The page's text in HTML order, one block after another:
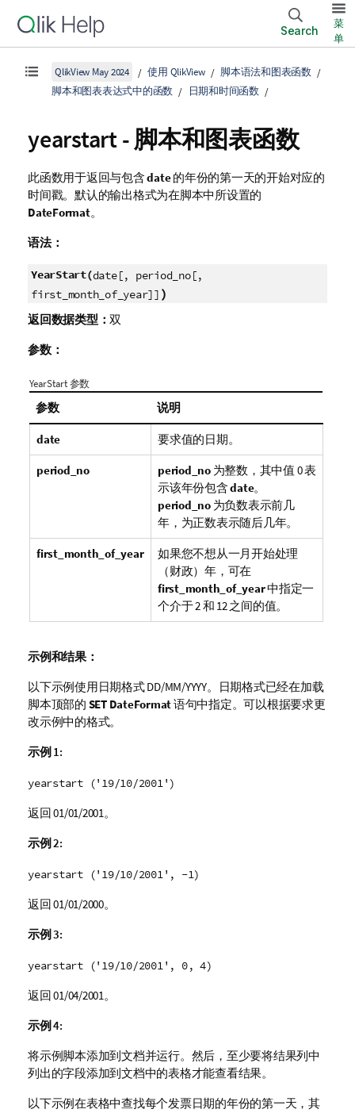
Search
菜
单
QlikView May 2024 使用 QlikView
脚本语法和图表函数
脚本和图表表达式中的函数
日期和时间函数
yearstart - 脚本和图表函数
此函数用于返回与包含date的年份的第一天的开始对应的
时间戳。默认的输出格式为在脚本中所设置的
DateFormat。
语法：
YearStart(date[, period_no[,
first_month_of_year]] )
返回数据类型：双
参数：
YearStart 参数
参数 说明
date 要求值的日期。
period_no period_no为整数，其中值 0 表
示该年份包含date。
period_no为负数表示前几
年，为正数表示随后几年。
first_month_of_year
如果您不想从一月开始处理
（财政）年，可在
first_month_of_year中指定一
个介于 2 和 12 之间的值。
示例和结果：
以下示例使用日期格式 DD/MM/YYYY。日期格式已经在加载
脚本顶部的 SET DateFormat语句中指定。可以根据要求更
改示例中的格式。
示例 1:
yearstart ('19/10/2001')
返回01/01/2001。
示例 2:
yearstart ('19/10/2001', -1)
返回01/01/2000。
示例 3:
yearstart ('19/10/2001', 0, 4)
返回01/04/2001。
示例 4:
将示例脚本添加到文档并运行。然后，至少要将结果列中
列出的字段添加到文档中的表格才能查看结果。
以下示例在表格中查找每个发票日期的年份的第一天，其